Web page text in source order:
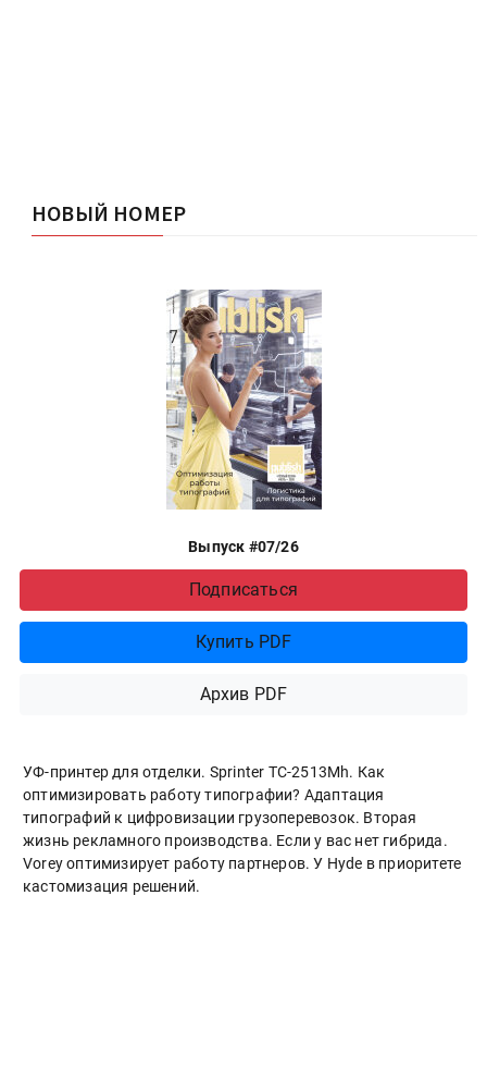
НОВЫЙ НОМЕР
Выпуск #07/26
Подписаться
Купить PDF
Архив PDF
УФ-принтер для отделки. Sprinter ТС-2513Mh. Как
оптимизировать работу типографии? Адаптация
типографий к цифровизации грузоперевозок. Вторая
жизнь рекламного производства. Если у вас нет гибрида.
Vorey оптимизирует работу партнеров. У Hyde в приоритете
кастомизация решений.